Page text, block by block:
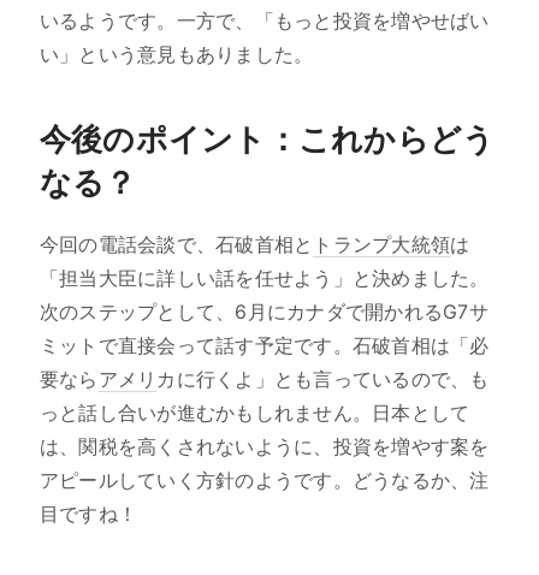
いるようです。一方で、「もっと投資を増やせばい
い」という意見もありました。
今後のポイント：これからどう
なる？
今回の電話会談で、石破首相と トランプ大統領は
「担当大臣に詳しい話を任せよう」と決めました。
次のステップとして、6月にカナダで開かれるG7サ
ミットで直接会って話す予定です。石破首相は「必
要なら アメリ カに行くよ」とも言っているので、も
っと話し合いが進むかもしれません。日本として
は、関税を高くされないように、投資を増やす案を
アピールしていく方針のようです。どうなるか、注
目ですね！